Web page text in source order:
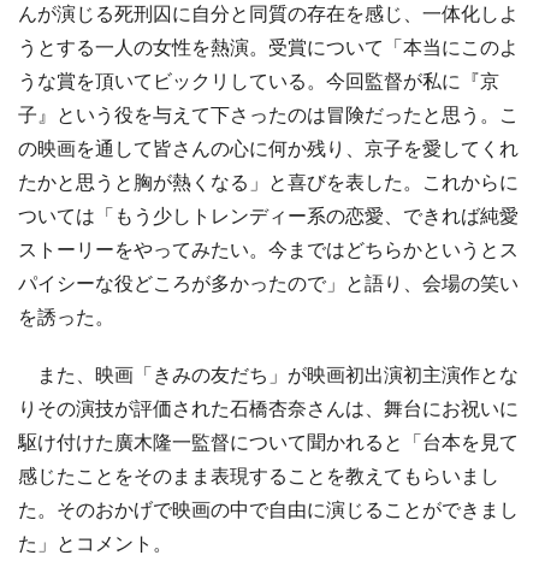
んが演じる死刑囚に自分と同質の存在を感じ、一体化しよ
うとする一人の女性を熱演。受賞について「本当にこのよ
うな賞を頂いてビックリしている。今回監督が私に『京
子』という役を与えて下さったのは冒険だったと思う。こ
の映画を通して皆さんの心に何か残り、京子を愛してくれ
たかと思うと胸が熱くなる」と喜びを表した。これからに
ついては「もう少しトレンディー系の恋愛、できれば純愛
ストーリーをやってみたい。今まではどちらかというとス
パイシーな役どころが多かったので」と語り、会場の笑い
を誘った。
また、映画「きみの友だち」が映画初出演初主演作とな
りその演技が評価された石橋杏奈さんは、舞台にお祝いに
駆け付けた廣木隆一監督について聞かれると「台本を見て
感じたことをそのまま表現することを教えてもらいまし
た。そのおかげで映画の中で自由に演じることができまし
た」とコメント。